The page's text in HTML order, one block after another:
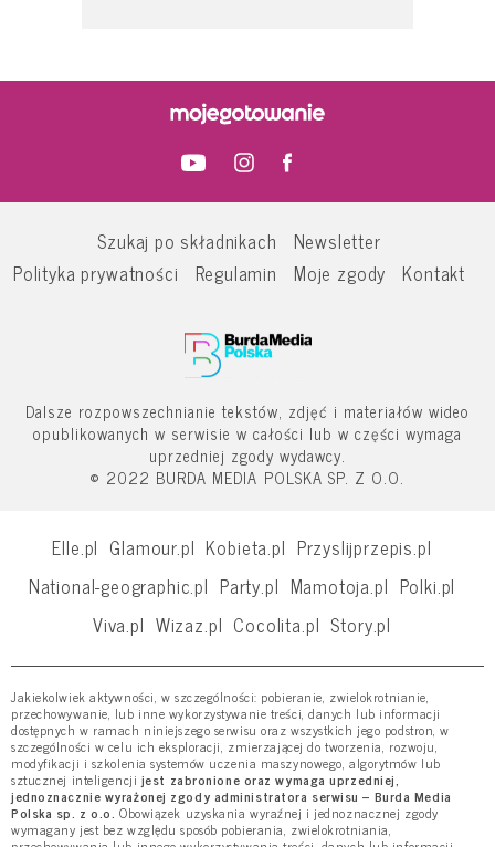
Szukaj po składnikach
Newsletter
Polityka prywatności
Regulamin Moje zgody Kontakt
Dalsze rozpowszechnianie tekstów, zdjęć i materiałów wideo
opublikowanych w serwisie w całości lub w części wymaga
uprzedniej zgody wydawcy.
© 2022 BURDA MEDIA POLSKA SP. Z O.O.
Elle.pl Glamour.pl Kobieta.pl Przyslijprzepis.pl
National-geographic.pl Party.pl Mamotoja.pl Polki.pl
Viva.pl Wizaz.pl Cocolita.pl Story.pl
Jakiekolwiek aktywności, w szczególności: pobieranie, zwielokrotnianie,
przechowywanie, lub inne wykorzystywanie treści, danych lub informacji
dostępnych w ramach niniejszego serwisu oraz wszystkich jego podstron, w
szczególności w celu ich eksploracji, zmierzającej do tworzenia, rozwoju,
modyfikacji i szkolenia systemów uczenia maszynowego, algorytmów lub
sztucznej inteligencji jest zabronione oraz wymaga uprzedniej,
jednoznacznie wyrażonej zgody administratora serwisu – Burda Media
Polska sp. z o.o. Obowiązek uzyskania wyraźnej i jednoznacznej zgody
wymagany jest bez względu sposób pobierania, zwielokrotniania,